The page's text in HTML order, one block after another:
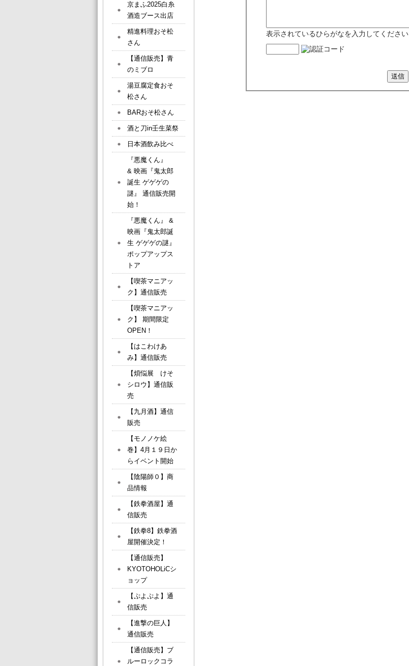
表示されているひらがなを入力してください
京まふ2025白糸
酒造ブース出店
精進料理おそ松
さん
【通信販売】青
のミブロ
湯豆腐定食おそ
松さん
BARおそ松さん
酒と刀in壬生菜祭
日本酒飲み比べ
『悪魔くん』
& 映画『鬼太郎
誕生 ゲゲゲの
謎』 通信販売開
始！
『悪魔くん』 &
映画『鬼太郎誕
生 ゲゲゲの謎』
ポップアップス
トア
【喫茶マニアッ
ク】通信販売
【喫茶マニアッ
ク】 期間限定
OPEN！
【はこわけあ
み】通信販売
【煩悩展 けそ
シロウ】通信販
売
【九月酒】通信
販売
【モノノケ絵
巻】4月１９日か
らイベント開始
【陰陽師０】商
品情報
【鉄拳酒屋】通
信販売
【鉄拳8】鉄拳酒
屋開催決定！
【通信販売】
KYOTOHOLiCシ
ョップ
【ぷよぷよ】通
信販売
【進撃の巨人】
通信販売
【通信販売】ブ
ルーロックコラ